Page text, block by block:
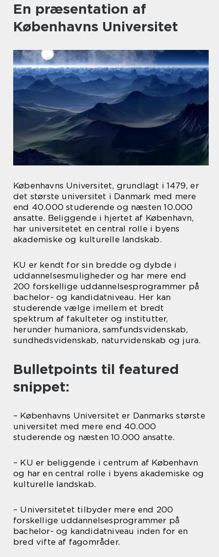
En præsentation af
Københavns Universitet
Københavns Universitet, grundlagt i 1479, er
det største universitet i Danmark med mere
end 40.000 studerende og næsten 10.000
ansatte. Beliggende i hjertet af København,
har universitetet en central rolle i byens
akademiske og kulturelle landskab.
KU er kendt for sin bredde og dybde i
uddannelsesmuligheder og har mere end
200 forskellige uddannelsesprogrammer på
bachelor- og kandidatniveau. Her kan
studerende vælge imellem et bredt
spektrum af fakulteter og institutter,
herunder humaniora, samfundsvidenskab,
sundhedsvidenskab, naturvidenskab og jura.
Bulletpoints til featured
snippet:
– Københavns Universitet er Danmarks største
universitet med mere end 40.000
studerende og næsten 10.000 ansatte.
– KU er beliggende i centrum af København
og har en central rolle i byens akademiske og
kulturelle landskab.
– Universitetet tilbyder mere end 200
forskellige uddannelsesprogrammer på
bachelor- og kandidatniveau inden for en
bred vifte af fagområder.